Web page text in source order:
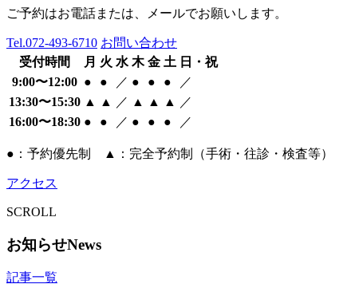
ご予約はお電話または、メールでお願いします。
Tel.072-493-6710 お問い合わせ
受付時間
月 火 水 木 金 土 日・祝
9:00〜12:00 ● ● ／ ● ● ●
／
13:30〜15:30 ▲ ▲ ／ ▲ ▲ ▲
／
16:00〜18:30 ● ● ／ ● ● ● ／
●：予約優先制 ▲：完全予約制（手術・往診・検査等）
アクセス
SCROLL
お知らせNews
記事一覧